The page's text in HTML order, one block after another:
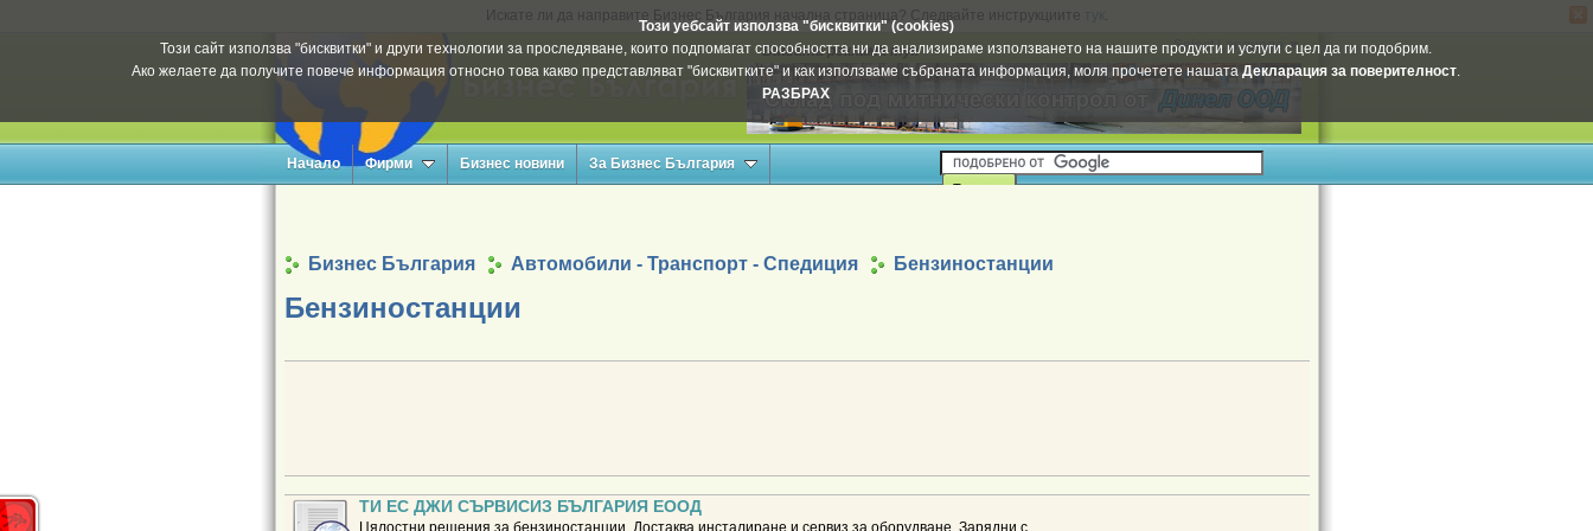
Искате ли да направите Бизнес България начална страница? Следвайте инструкциите
Този уебсайт използва "бисквитки" (cookies)
Този сайт използва "бисквитки" и други технологии за проследяване, които подпомагат способността ни да анализираме използването на нашите продукти и услуги с цел да ги подобрим.
Ако желаете да получите повече информация относно това какво представляват "бисквитките" и как използваме събраната информация, моля прочетете нашатаДекларация за поверителност.
РАЗБРАХ
Select Language ▼
Вашата реклама тук
Начало Фирми Бизнес новини За Бизнес България
Бизнес България Автомобили - Транспорт - Спедиция Бензиностанции
Бензиностанции
ТИ ЕС ДЖИ СЪРВИСИЗ БЪЛГАРИЯ ЕООД
Цялостни решения за бензиностанции. Достаква инсталиране и сервиз за оборудване. Зарядни с